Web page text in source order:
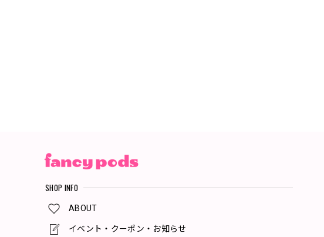
SHOP INFO
ABOUT
イベント・クーポン・お知らせ